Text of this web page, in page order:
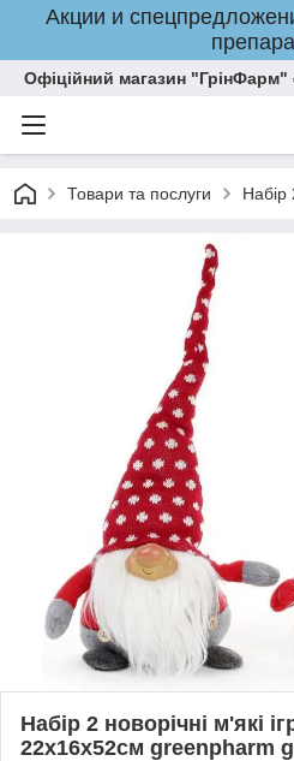
Акции и
Офіційний магазин "ГрінФарм"
Товари та послуги Набір
Набір 2 новорічні м'які
22х16х52см greenpharm